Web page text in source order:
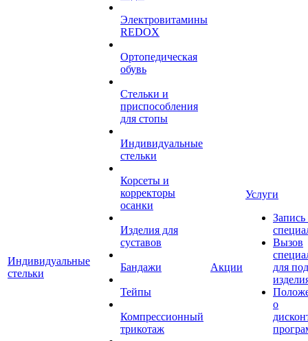
Индивидуальные
стельки
Электровитамины
REDOX
Ортопедическая
обувь
Стельки и
приспособления
для стопы
Индивидуальные
стельки
Корсеты и
корректоры
осанки
Изделия для
суставов
Бандажи
Тейпы
Компрессионный
трикотаж
Акции
Услуги
Запись
Вызов
для
о